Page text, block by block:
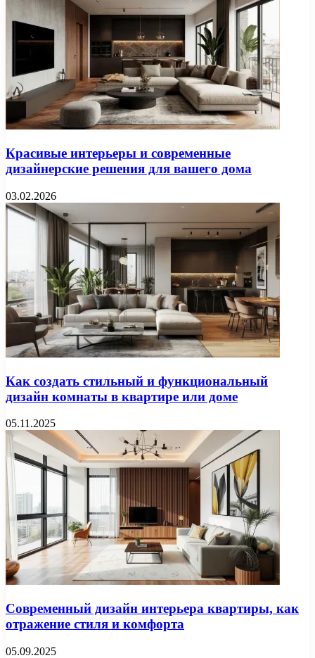
Красивые интерьеры и современные
дизайнерские решения для вашего дома
03.02.2026
Как создать стильный и функциональный
дизайн комнаты в квартире или доме
05.11.2025
Современный дизайн интерьера квартиры, как
отражение стиля и комфорта
05.09.2025